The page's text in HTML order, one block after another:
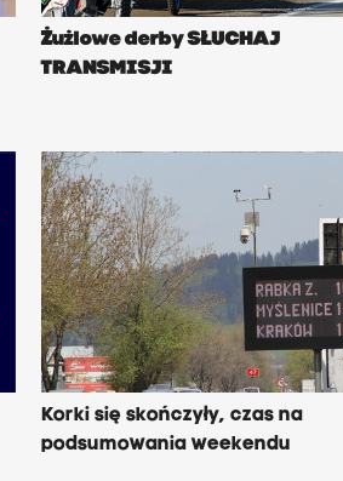
Żużlowe derby SŁUCHAJ
TRANSMISJI
Korki się skończyły, czas na
podsumowania weekendu